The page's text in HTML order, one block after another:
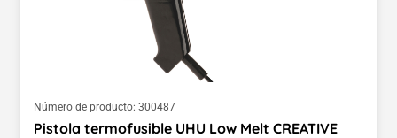
Número de producto: 300487
Pistola termofusible UHU Low Melt CREATIVE